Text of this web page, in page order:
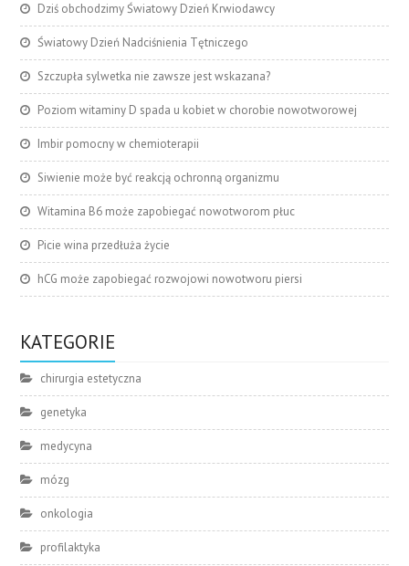
Dziś obchodzimy Światowy Dzień Krwiodawcy
Światowy Dzień Nadciśnienia Tętniczego
Szczupła sylwetka nie zawsze jest wskazana?
Poziom witaminy D spada u kobiet w chorobie nowotworowej
Imbir pomocny w chemioterapii
Siwienie może być reakcją ochronną organizmu
Witamina B6 może zapobiegać nowotworom płuc
Picie wina przedłuża życie
hCG może zapobiegać rozwojowi nowotworu piersi
KATEGORIE
chirurgia estetyczna
genetyka
medycyna
mózg
onkologia
profilaktyka